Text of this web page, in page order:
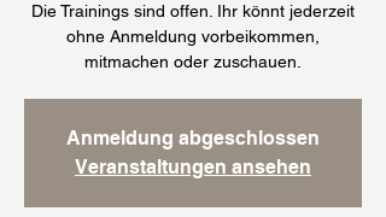
Die Trainings sind offen. Ihr könnt jederzeit
ohne Anmeldung vorbeikommen,
mitmachen oder zuschauen.
Anmeldung abgeschlossen
Veranstaltungen ansehen